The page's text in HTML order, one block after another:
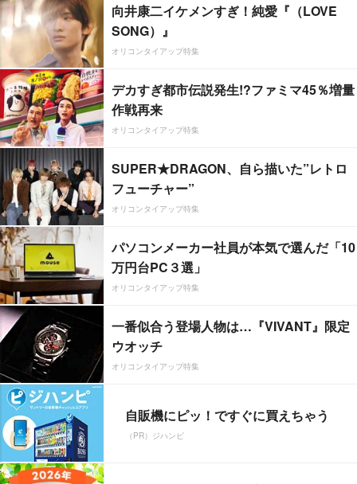
向井康二イケメンすぎ！純愛『（LOVE
SONG）』
オリコンタイアップ特集
デカすぎ都市伝説発生!?ファミマ45％増量
作戦再来
オリコンタイアップ特集
SUPER★DRAGON、自ら描いた”レトロ
フューチャー”
オリコンタイアップ特集
パソコンメーカー社員が本気で選んだ「10
万円台PC３選」
オリコンタイアップ特集
一番似合う登場人物は…『VIVANT』限定
ウオッチ
オリコンタイアップ特集
自販機にピッ！ですぐに買えちゃう
（PR）ジハンピ